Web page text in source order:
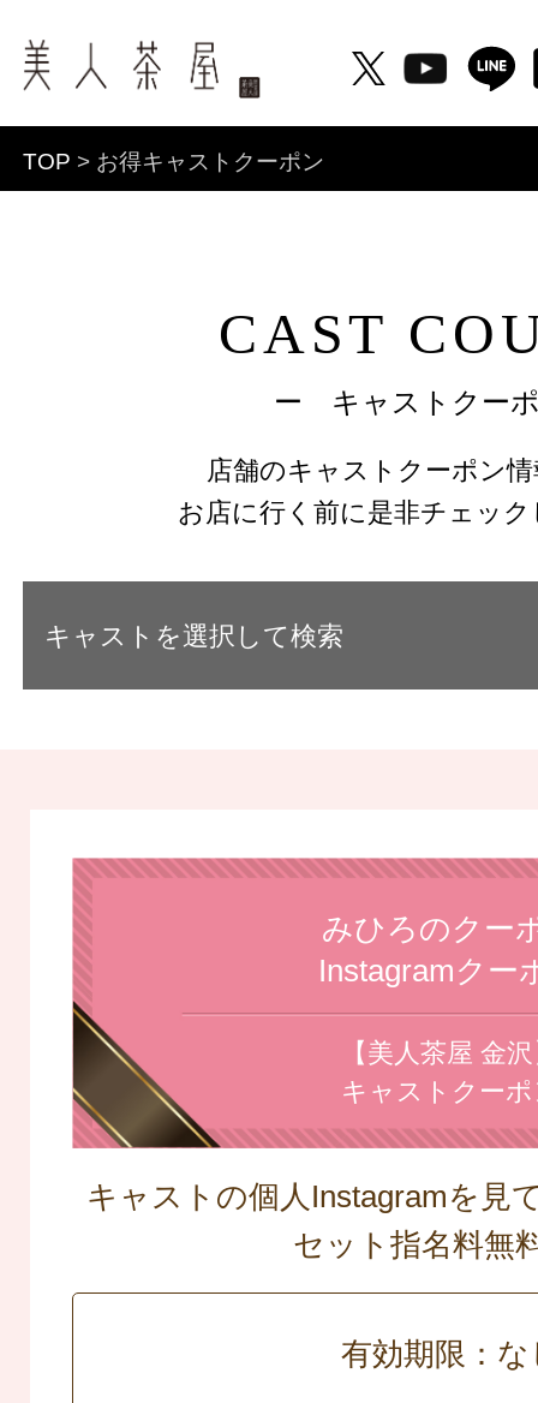
TOP > お得キャストクーポン
CAST
ー キャストクー
店舗のキャストクーポン
お店に行く前に是非チェッ
キャストを選択して検索
みひろのクー
Instagramクー
【美人茶屋 金
キャストクー
キャストの個人Instagramを見
セット指名料
有効期限：な